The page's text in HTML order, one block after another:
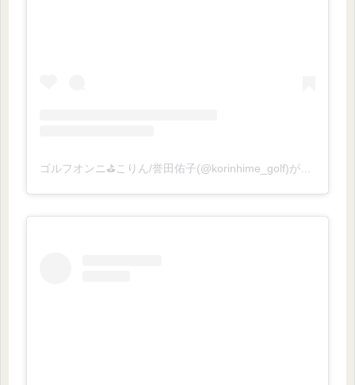
ゴルフオンニ⛳️こりん/誉田佑子(@korinhime_golf)がシェアした投稿